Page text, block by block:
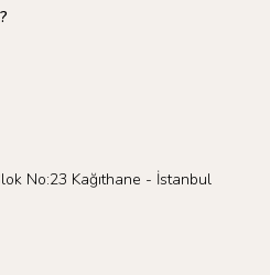
No:23 Kağıthane - İstanbul